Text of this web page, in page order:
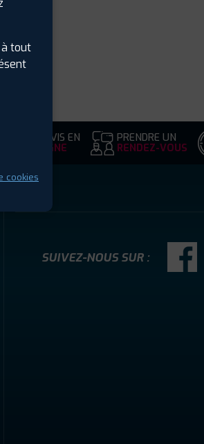
DEVIS EN
LIGNE
PRENDRE UN
RENDEZ-VOUS
SUIVEZ-NOUS SUR :
tout
cookies